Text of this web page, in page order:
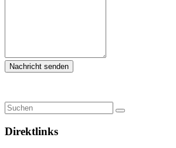
Direktlinks